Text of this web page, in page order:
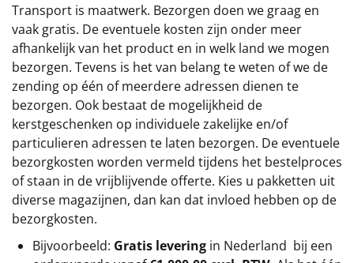
Transport is maatwerk. Bezorgen doen we graag en
vaak gratis. De eventuele kosten zijn onder meer
afhankelijk van het product en in welk land we mogen
bezorgen. Tevens is het van belang te weten of we de
zending op één of meerdere adressen dienen te
bezorgen. Ook bestaat de mogelijkheid de
kerstgeschenken op individuele zakelijke en/of
particulieren adressen te laten bezorgen. De eventuele
bezorgkosten worden vermeld tijdens het bestelproces
of staan in de vrijblijvende offerte. Kies u pakketten uit
diverse magazijnen, dan kan dat invloed hebben op de
bezorgkosten.
Bijvoorbeeld: Gratis levering in Nederland bij een